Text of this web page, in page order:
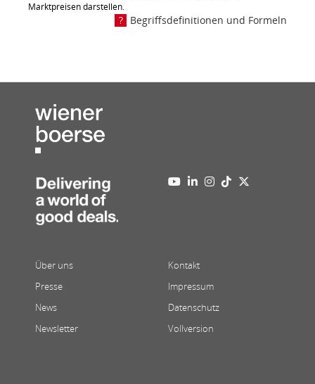
Marktpreisen darstellen.
Begriffsdefinitionen und Formeln
Über uns
Presse
News
Newsletter
Kontakt
Impressum
Datenschutz
Vollversion